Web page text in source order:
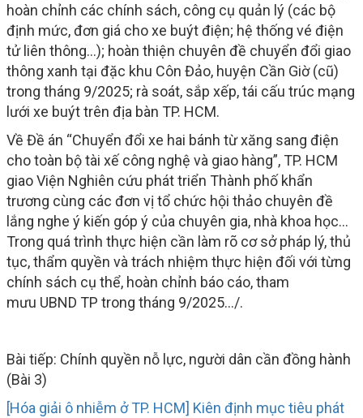
hoàn chỉnh các chính sách, công cụ quản lý (các bộ
định mức, đơn giá cho xe buýt điện; hệ thống vé điện
tử liên thông...); hoàn thiện chuyên đề chuyển đổi giao
thông xanh tại đặc khu Côn Đảo, huyện Cần Giờ (cũ)
trong tháng 9/2025; rà soát, sắp xếp, tái cấu trúc mạng
lưới xe buýt trên địa bàn TP. HCM.
Về Đề án “Chuyển đổi xe hai bánh từ xăng sang điện
cho toàn bộ tài xế công nghệ và giao hàng”, TP. HCM
giao Viện Nghiên cứu phát triển Thành phố khẩn
trương cùng các đơn vị tổ chức hội thảo chuyên đề
lắng nghe ý kiến góp ý của chuyên gia, nhà khoa học...
Trong quá trình thực hiện cần làm rõ cơ sở pháp lý, thủ
tục, thẩm quyền và trách nhiệm thực hiện đối với từng
chính sách cụ thể, hoàn chỉnh báo cáo, tham
mưu UBND TP trong tháng 9/2025.../.
Bài tiếp: Chính quyền nỗ lực, người dân cần đồng hành
(Bài 3)
[Hóa giải ô nhiễm ở TP. HCM] Kiên định mục tiêu phát